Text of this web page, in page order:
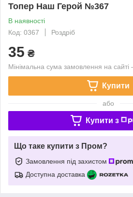
Топер Наш Герой №367
В наявності
Код: 0367
Роздріб
35 ₴
Мінімальна сума замовлення на
Купити
або
Купити з
Що таке купити з Пром?
Замовлення під захистом
Доступна доставка